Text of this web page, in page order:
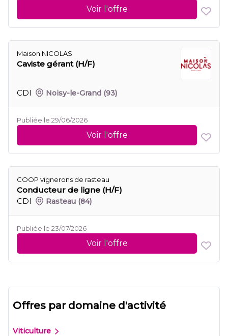
Voir l'offre
Maison NICOLAS
Caviste gérant (H/F)
CDI Noisy-le-Grand (93)
Publiée le 29/06/2026
Voir l'offre
COOP vignerons de rasteau
Conducteur de ligne (H/F)
CDI
Rasteau (84)
Publiée le 23/07/2026
Voir l'offre
Offres par domaine d'activité
Viticulture